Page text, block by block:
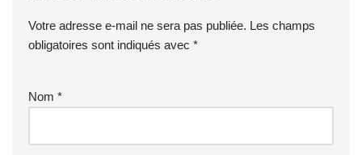
Votre adresse e-mail ne sera pas publiée. Les champs
obligatoires sont indiqués avec *
Nom *